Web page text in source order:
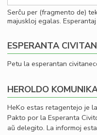
Serĉu per (fragmento de)
majuskloj egalas.
ESPERANTA
Petu la esperantan
HEROLDO
HeKo estas retagentejo je
Pakto por la Esperanta
aŭ delegito. La informoj